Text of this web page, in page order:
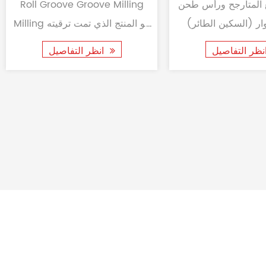
عالية السرعة ، فإن آلة طحن لفة
CNC XK8450 هي نوع جديد من
أداة معالجة أخدود لفة CNC تم
تطويرها على أساس سلسلة
مجهزة بنظام CNC ذو 6 محاور
Siemens المتطور، ستة محركات
محاور التغذية
تكوين رأس القطع